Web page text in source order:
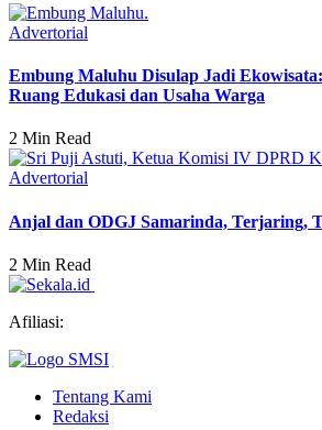
Advertorial
Embung Maluhu Disulap Jadi
Ruang Edukasi dan Usaha Warga
2 Min Read
Advertorial
Anjal dan ODGJ Samarinda, Terjaring,
2 Min Read
Afiliasi:
Tentang Kami
Redaksi